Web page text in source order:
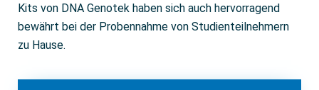
Kits von DNA Genotek haben sich auch hervorragend
bewährt bei der Probennahme von Studienteilnehmern
zu Hause.